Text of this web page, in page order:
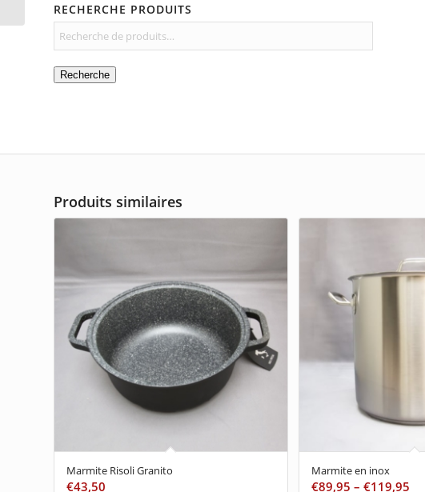
RECHERCHE PRODUITS
Recherche
Produits similaires
Marmite Risoli Granito
€43,50
Marmite en inox
€89,95 – €119,95